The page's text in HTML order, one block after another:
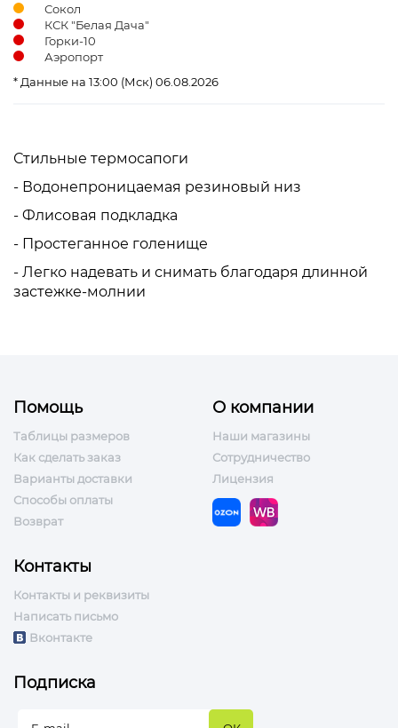
Сокол
КСК "Белая Дача"
Горки-10
Аэропорт
* Данные на 13:00 (Мск) 06.08.2026
Стильные термосапоги
- Водонепроницаемая резиновый низ
- Флисовая подкладка
- Простеганное голенище
- Легко надевать и снимать благодаря длинной
застежке-молнии
Помощь
Таблицы размеров
Как сделать заказ
Варианты доставки
Способы оплаты
Возврат
О компании
Наши магазины
Сотрудничество
Лицензия
Контакты
Контакты и реквизиты
Написать письмо
Вконтакте
Подписка